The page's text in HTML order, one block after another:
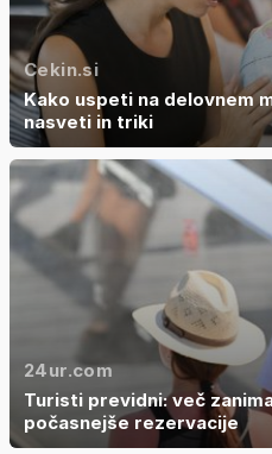
Cekin.si
Kako uspeti na delovnem
nasveti in triki
24ur.com
Turisti previdni: več
počasnejše rezervacije